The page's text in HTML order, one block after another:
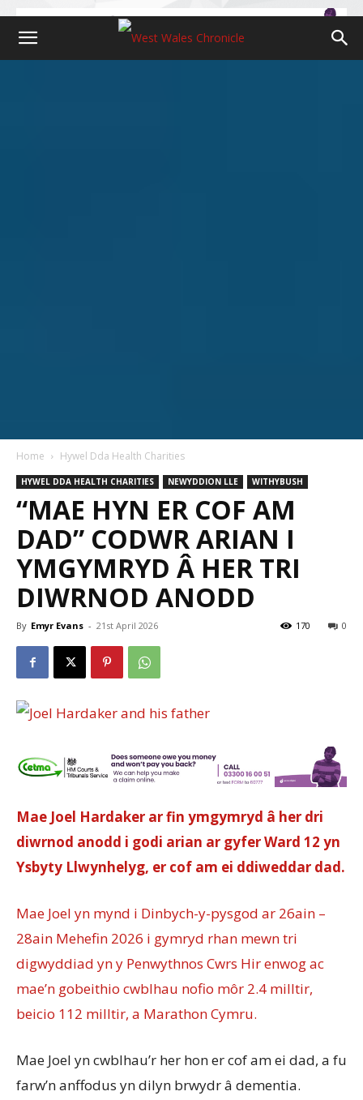
Home Hywel Dda Health Charities
HYWEL DDA HEALTH CHARITIES NEWYDDION LLE WITHYBUSH
“MAE HYN ER COF AM
DAD” CODWR ARIAN I
YMGYMRYD Â HER TRI
DIWRNOD ANODD
By Emyr Evans - 21st April 2026 0
170
Mae Joel Hardaker ar fin ymgymryd â her dri
diwrnod anodd i godi arian ar gyfer Ward 12 yn
Ysbyty Llwynhelyg, er cof am ei ddiweddar dad.
Mae Joel yn mynd i Dinbych-y-pysgod ar 26ain –
28ain Mehefin 2026 i gymryd rhan mewn tri
digwyddiad yn y Penwythnos Cwrs Hir enwog ac
mae’n gobeithio cwblhau nofio môr 2.4 milltir,
beicio 112 milltir, a Marathon Cymru.
Mae Joel yn cwblhau’r her hon er cof am ei dad, a fu
farw’n anffodus yn dilyn brwydr â dementia.